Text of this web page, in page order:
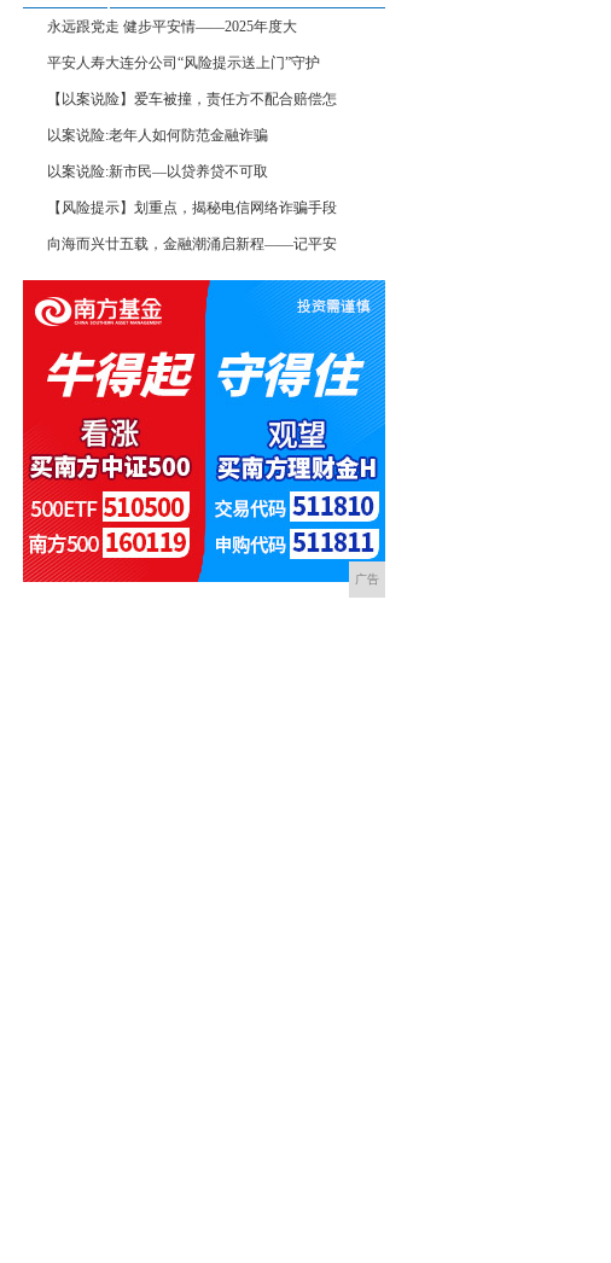
永远跟党走 健步平安情——2025年度大
平安人寿大连分公司“风险提示送上门”守护
【以案说险】爱车被撞，责任方不配合赔偿怎
以案说险:老年人如何防范金融诈骗
以案说险:新市民—以贷养贷不可取
【风险提示】划重点，揭秘电信网络诈骗手段
向海而兴廿五载，金融潮涌启新程――记平安
广告